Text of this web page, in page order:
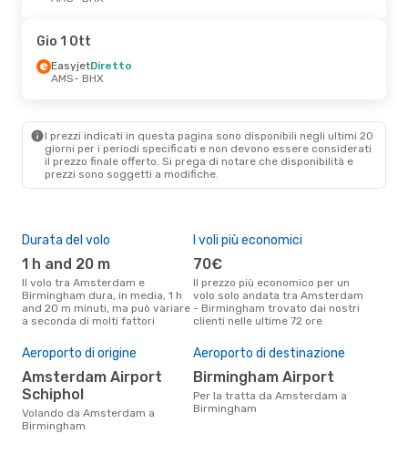
Easyjet
AMS- BHX
EasyjetDiretto
BHX- AMS
Gio 1 Ott
EasyjetDiretto
AMS- BHX
I prezzi indicati in questa pagina sono disponibili negli ultimi 20
giorni per i periodi specificati e non devono essere considerati
il ​​prezzo finale offerto. Si prega di notare che disponibilità e
prezzi sono soggetti a modifiche.
Durata del volo
1 h and 20 m
Il volo tra Amsterdam e
Birmingham dura, in media, 1 h
and 20 m minuti, ma può variare
a seconda di molti fattori
I voli più economici
70€
Il prezzo più economico per un
volo solo andata tra Amsterdam
- Birmingham trovato dai nostri
clienti nelle ultime 72 ore
Aeroporto di origine
Amsterdam Airport
Schiphol
Volando da Amsterdam a
Birmingham
Aeroporto di destinazione
Birmingham Airport
Per la tratta da Amsterdam a
Birmingham